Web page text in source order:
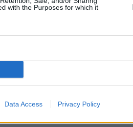
with the Purposes for which it
Data Access Privacy Policy
της Ηπείρου 2 με
ΕΥΒΟΙΑ, ΑΝΑΤΟΛΙΚΗ
πιο πυκνές.